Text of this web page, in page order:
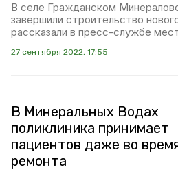
В селе Гражданском
завершили строительство
рассказали в пресс-службе
27 сентября 2022, 17:55
В Минеральных Водах
поликлиника принимает
пациентов даже во
ремонта